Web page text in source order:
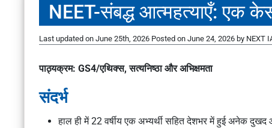
NEET-संबद्ध आत्महत्याएँ: एक
Last updated on June 25th, 2026 Posted on June 24, 2026 by NEXT
पाठ्यक्रम: GS4/एथिक्स, सत्यनिष्ठा और अभिक्षमता
संदर्भ
हाल ही में 22 वर्षीय एक अभ्यर्थी सहित देशभर में हुई अनेक